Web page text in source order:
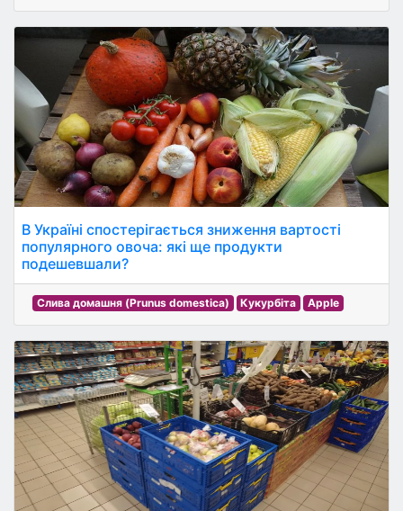
В Україні спостерігається зниження вартості
популярного овоча: які ще продукти
подешевшали?
Слива домашня (Prunus domestica) Кукурбіта Apple